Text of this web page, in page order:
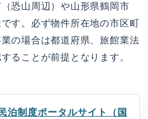
恐山周辺）や山形県鶴岡市
です。必ず物件所在地の市区町
の場合は都道府県、旅館業法
ることが前提となります。
民泊制度ポータルサイト（国